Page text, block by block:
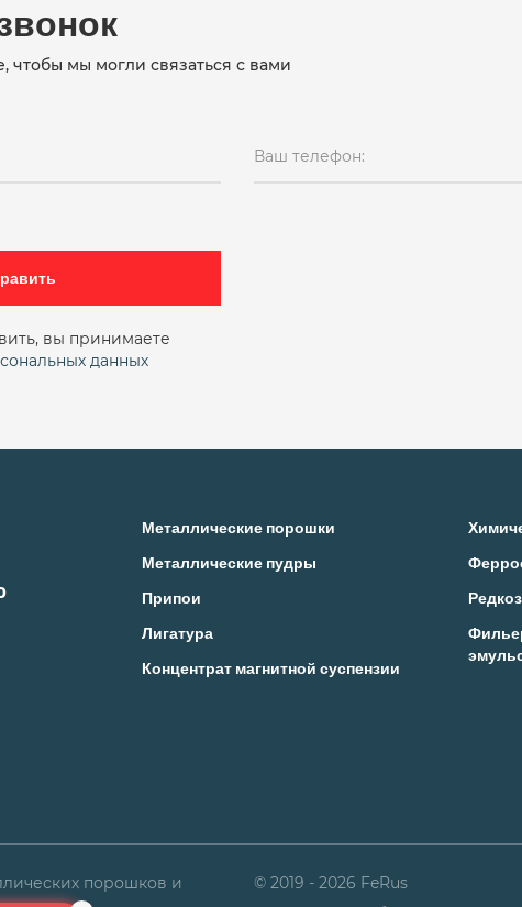
чтобы мы могли связаться с вами
Ваш телефон:
вы принимаете
данных
Металлические порошки
Металлические пудры
Припои
Лигатура
Концентрат магнитной суспензии
порошков и
© 2019 - 2026 FeRus